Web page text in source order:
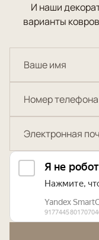
И наши
варианты